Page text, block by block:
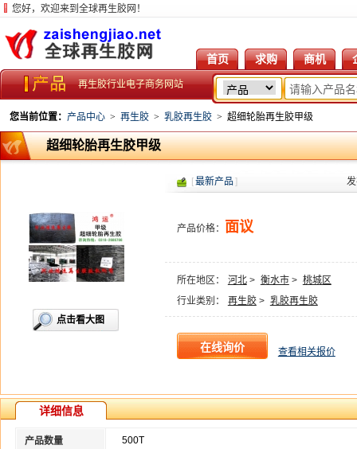
您好，欢迎来到全球再生胶网！
首页 求购 商机
再生胶行业电子商务网站
您当前位置： 产品中心 > 再生胶 > 乳胶再生胶 > 超细轮胎再生胶甲级
超细轮胎再生胶甲级
点击看大图
[最新产品]
产品价格： 面议
所在地区： 河北> 衡水市> 桃城区
行业类别：
再生胶> 乳胶再生胶
查看相关报价
详细信息
产品数量 500T